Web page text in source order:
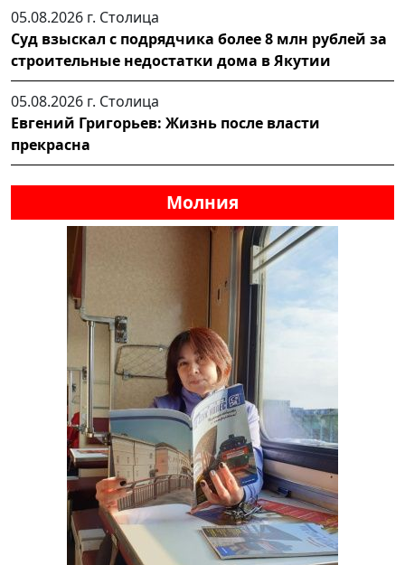
05.08.2026 г. Столица
Суд взыскал с подрядчика более 8 млн рублей за
строительные недостатки дома в Якутии
05.08.2026 г. Столица
Евгений Григорьев: Жизнь после власти
прекрасна
Молния